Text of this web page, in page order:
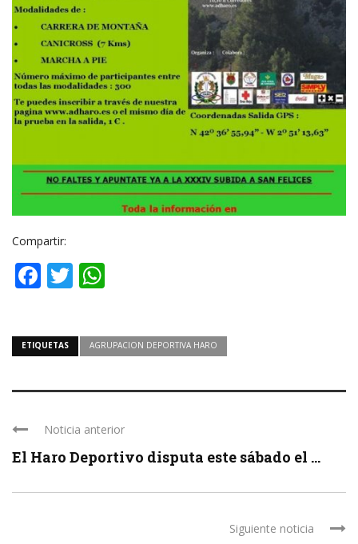
Compartir:
Facebook
Twitter
ETIQUETAS AGRUPACION DEPORTIVA HARO
Noticia anterior
El Haro Deportivo disputa este sábado el ...
Siguiente noticia